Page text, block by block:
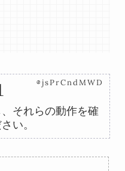
⊗jsPrCndMWD
それらの動作を確
い。